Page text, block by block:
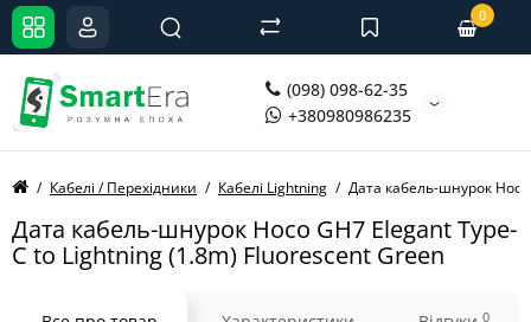
(098) 098-62-35
+380980986235
0
Кабелі / Перехідники Кабелі Lightning Дата кабель-шнурок
Дата кабель-шнурок Hoco GH7 Elegant Type-
C to Lightning (1.8m) Fluorescent Green
0